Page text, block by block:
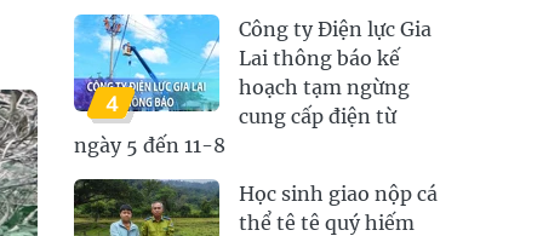
4
Công ty Điện lực Gia
Lai thông báo kế
hoạch tạm ngừng
cung cấp điện từ
ngày 5 đến 11-8
Học sinh giao nộp cá
thể tê tê quý hiếm